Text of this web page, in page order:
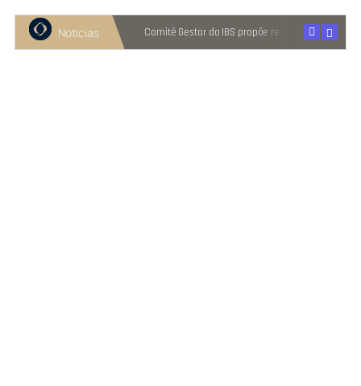
Notícias
Recuperação judicial cresce entre micro e pequenas empresas Comitê Gestor do IBS propõe reter metade de 2027